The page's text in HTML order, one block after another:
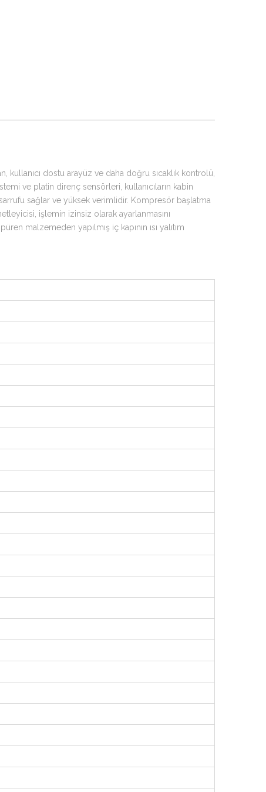
dostu arayüz ve daha doğru sıcaklık kontrolü,
ve platin direnç sensörleri, kullanıcıların kabin
sağlar ve yüksek verimlidir. Kompresör başlatma
işlemin izinsiz olarak ayarlanmasını
malzemeden yapılmış iç kapının ısı yalıtım